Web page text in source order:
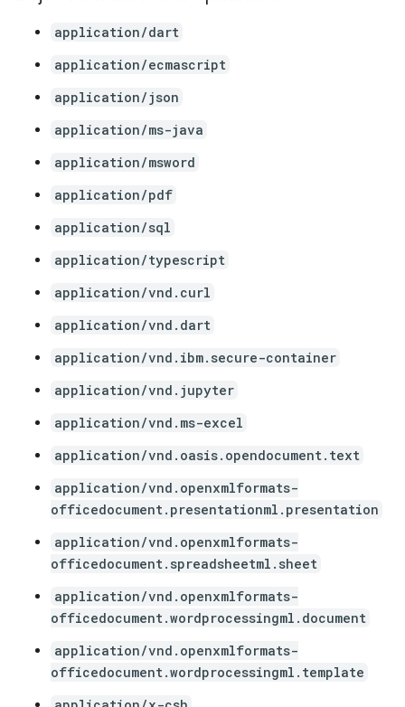
application/dart
application/ecmascript
application/json
application/ms-java
application/msword
application/pdf
application/sql
application/typescript
application/vnd.curl
application/vnd.dart
application/vnd.ibm.secure-container
application/vnd.jupyter
application/vnd.ms-excel
application/vnd.oasis.opendocument.text
application/vnd.openxmlformats-
officedocument.presentationml.presentation
application/vnd.openxmlformats-
officedocument.spreadsheetml.sheet
application/vnd.openxmlformats-
officedocument.wordprocessingml.document
application/vnd.openxmlformats-
officedocument.wordprocessingml.template